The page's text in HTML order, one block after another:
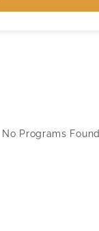
No Programs Found